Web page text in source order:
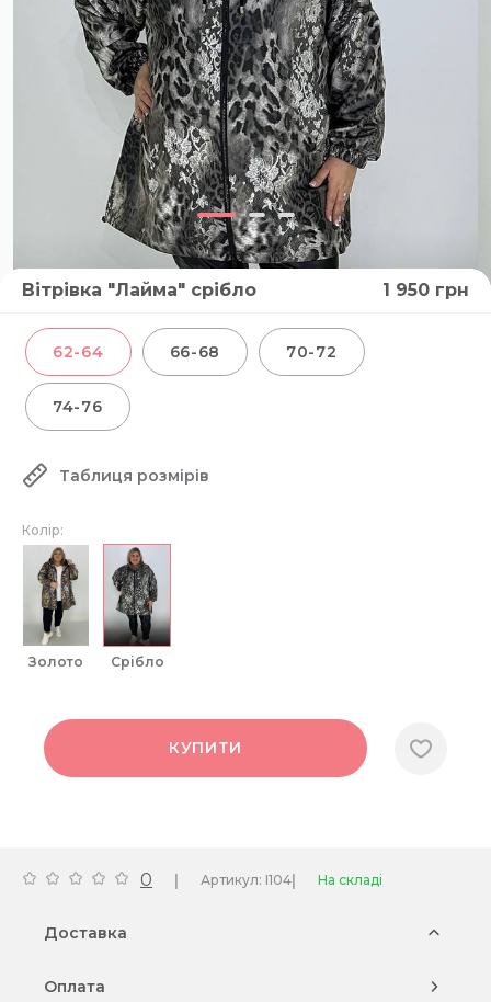
Вітрівка "Лайма" срібло 1 950 грн
62-64 66-68 70-72
74-76
Таблиця розмірів
Колір:
золото срібло
КУПИТИ
0 | Артикул: I104| На складі
Доставка
Оплата